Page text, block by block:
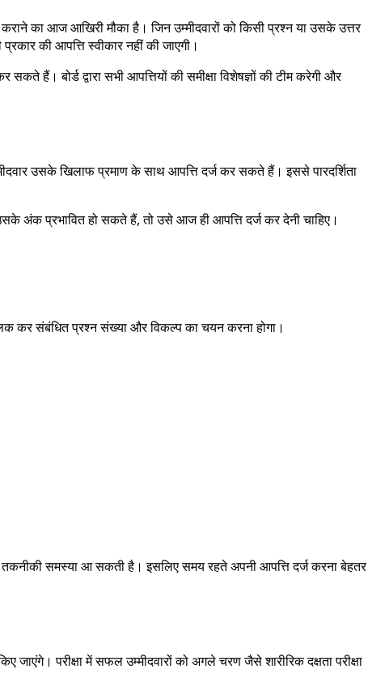
का आज आखिरी मौका है। जिन उम्मीदवारों को किसी प्रश्न या उसके उत्तर
की आपत्ति स्वीकार नहीं की जाएगी।
हैं। बोर्ड द्वारा सभी आपत्तियों की समीक्षा विशेषज्ञों की टीम करेगी और
उसके खिलाफ प्रमाण के साथ आपत्ति दर्ज कर सकते हैं। इससे पारदर्शिता
अंक प्रभावित हो सकते हैं, तो उसे आज ही आपत्ति दर्ज कर देनी चाहिए।
कर संबंधित प्रश्न संख्या और विकल्प का चयन करना होगा।
तकनीकी समस्या आ सकती है। इसलिए समय रहते अपनी आपत्ति दर्ज करना बेहतर
परीक्षा में सफल उम्मीदवारों को अगले चरण जैसे शारीरिक दक्षता परीक्षा